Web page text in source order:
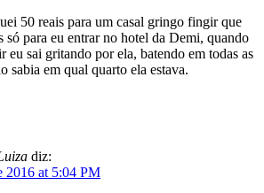
50 reais para um casal gringo fingir que
só para eu entrar no hotel da Demi, quando
eu sai gritando por ela, batendo em todas as
sabia em qual quarto ela estava.
diz:
2016 at 5:04 PM